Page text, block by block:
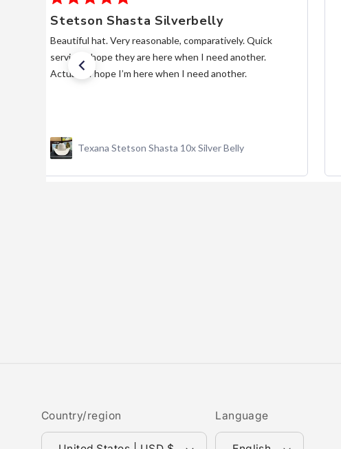
Stetson Shasta Silverbelly
Beautiful hat. Very reasonable, comparatively. Quick
service. I hope they are here when I need another.
Actually, I hope I’m here when I need another.
Texana Stetson Shasta 10x Silver Belly
Country/region Language